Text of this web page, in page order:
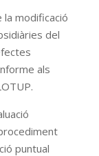
la modificació
del
als
puntual